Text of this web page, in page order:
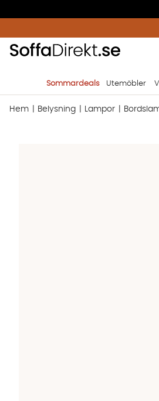
Sommardeals Utemöbler
Hem Belysning Lampor